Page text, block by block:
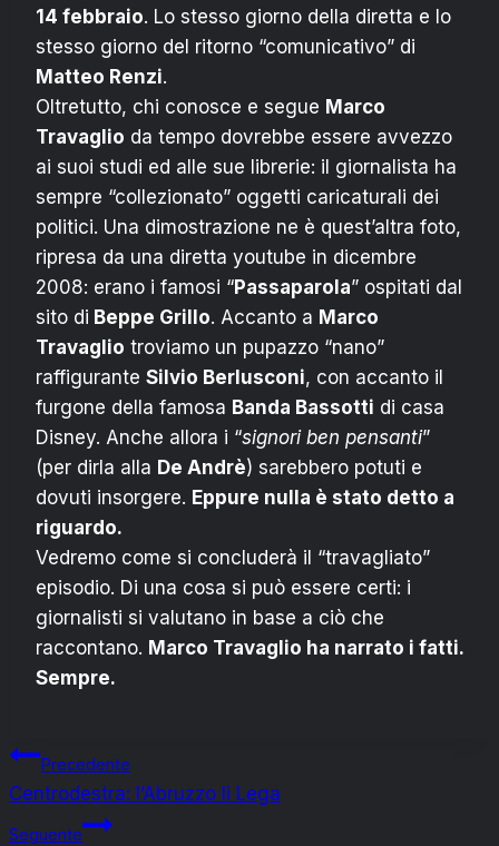
14 febbraio. Lo stesso giorno della diretta e lo
stesso giorno del ritorno “comunicativo” di
Matteo Renzi.
Oltretutto, chi conosce e segue Marco
Travaglio da tempo dovrebbe essere avvezzo
ai suoi studi ed alle sue librerie: il giornalista ha
sempre “collezionato” oggetti caricaturali dei
politici. Una dimostrazione ne è quest’altra foto,
ripresa da una diretta youtube in dicembre
2008: erano i famosi “Passaparola” ospitati dal
sito di Beppe Grillo. Accanto a Marco
Travaglio troviamo un pupazzo “nano”
raffigurante Silvio Berlusconi, con accanto il
furgone della famosa Banda Bassotti di casa
Disney. Anche allora i “signori ben pensanti”
(per dirla alla De Andrè) sarebbero potuti e
dovuti insorgere. Eppure nulla è stato detto a
riguardo.
Vedremo come si concluderà il “travagliato”
episodio. Di una cosa si può essere certi: i
giornalisti si valutano in base a ciò che
raccontano. Marco Travaglio ha narrato i fatti.
Sempre.
Navigazione
articoli
Precedente
Centrodestra: l’Abruzzo li Lega
Seguente